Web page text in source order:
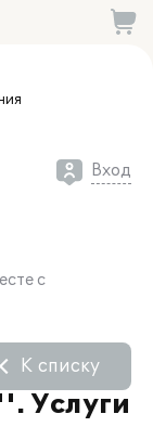
Вход
с
Услуги
К списку